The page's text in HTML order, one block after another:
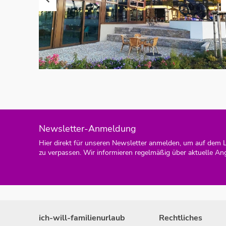
Newsletter-Anmeldung
Hier direkt für unseren Newsletter anmelden, um auf dem
zu verpassen. Wir informieren regelmäßig über aktuelle
ich-will-familienurlaub Rechtliches